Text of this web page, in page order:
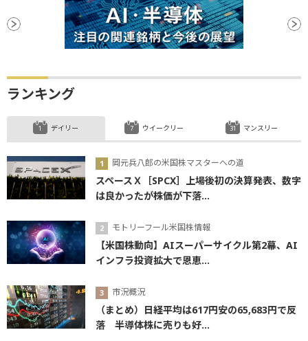
ランキング
デイリー
岡元兵八郎の米国株マスターへの道
スペースＸ［SPCX］上場後初の決算発表、数字
は良かったが株価が下落...
モトリーフール米国株情報
【米国株動向】AIスーパーサイクル第2幕、AI
インフラ投資拡大で恩恵...
市況概況
（まとめ）日経平均は617円安の65,683円で反
落 半導体株に売りも好...
ウイークリー マンスリー